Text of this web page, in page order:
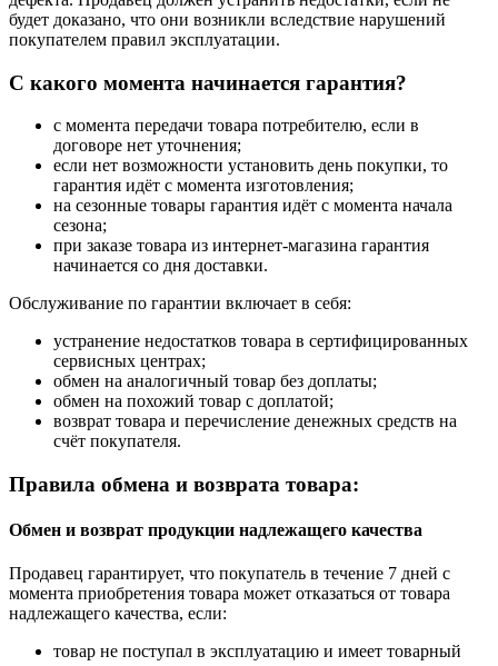
будет доказано, что они возникли вследствие нарушений
покупателем правил эксплуатации.
С какого момента начинается гарантия?
с момента передачи товара потребителю, если в
договоре нет уточнения;
если нет возможности установить день покупки, то
гарантия идёт с момента изготовления;
на сезонные товары гарантия идёт с момента начала
сезона;
при заказе товара из интернет-магазина гарантия
начинается со дня доставки.
Обслуживание по гарантии включает в себя:
устранение недостатков товара в сертифицированных
сервисных центрах;
обмен на аналогичный товар без доплаты;
обмен на похожий товар с доплатой;
возврат товара и перечисление денежных средств на
счёт покупателя.
Правила обмена и возврата товара:
Обмен и возврат продукции надлежащего качества
Продавец гарантирует, что покупатель в течение 7 дней с
момента приобретения товара может отказаться от товара
надлежащего качества, если:
товар не поступал в эксплуатацию и имеет товарный